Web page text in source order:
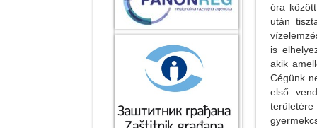
óra
után
is
akik
Cégünk
első